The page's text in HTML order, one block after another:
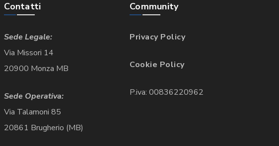
Contatti
Sede Legale:
Via Missori 14
20900 Monza MB
Sede Operativa:
Via Talamoni 85
20861 Brugherio (MB)
Community
Privacy Policy
Cookie Policy
P.iva: 00836220962